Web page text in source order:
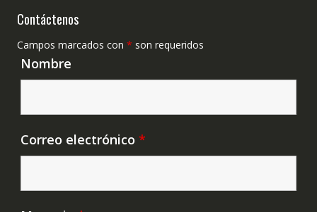
Contáctenos
Campos marcados con * son requeridos
Nombre
Correo electrónico *